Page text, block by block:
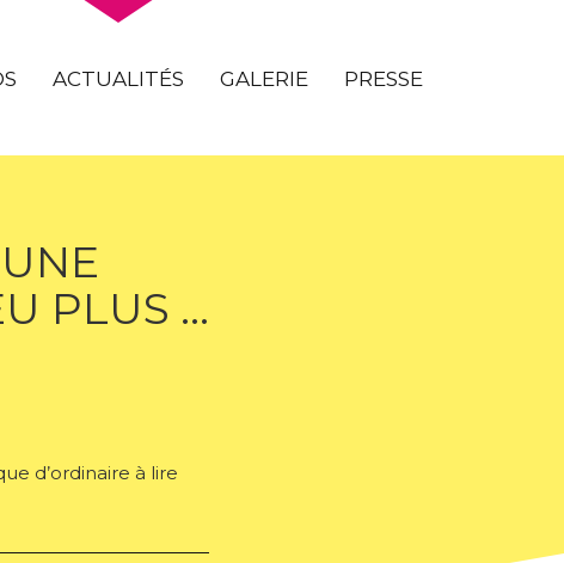
ACTUALITÉS GALERIE PRESSE
PLUS …
d’ordinaire à lire